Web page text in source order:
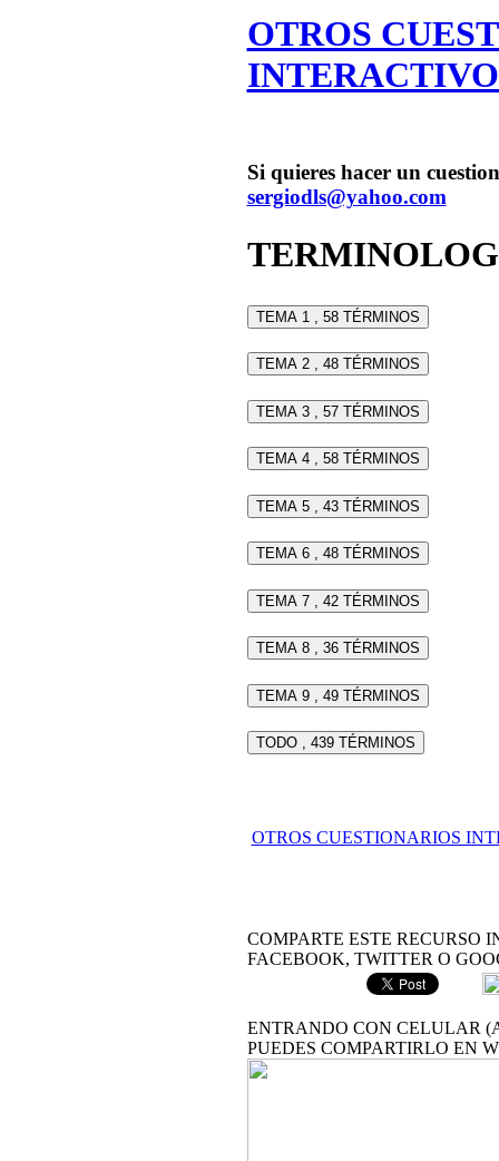
OTROS
Si quieres hacer un
sergiodls@yahoo.com
TEMA 1 , 58 TÉRMINOS
TEMA 2 , 48 TÉRMINOS
TEMA 3 , 57 TÉRMINOS
TEMA 4 , 58 TÉRMINOS
TEMA 5 , 43 TÉRMINOS
TEMA 6 , 48 TÉRMINOS
TEMA 7 , 42 TÉRMINOS
TEMA 8 , 36 TÉRMINOS
TEMA 9 , 49 TÉRMINOS
TODO , 439 TÉRMINOS
OTROS CUESTIONARIOS
COMPARTE ESTE RECURSO
FACEBOOK, TWITTER O
ENTRANDO CON CELULAR
PUEDES COMPARTIRLO EN